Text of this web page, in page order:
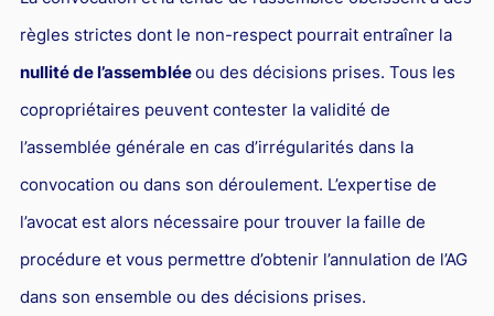
Restructuration d'entreprise
Droit et Fiscalité du marché de l'Art
Transmission d'entreprise et avocat
Gestion des crises
Procédures et tribunaux
règles strictes dont le non-respect pourrait entraîner la
nullité de l’assembléeou des décisions prises. Tous les
copropriétaires peuvent contester la validité de
l’assemblée générale en cas d’irrégularités dans la
convocation ou dans son déroulement. L’expertise de
l’avocat est alors nécessaire pour trouver la faille de
procédure et vous permettre d’obtenir l’annulation de l’AG
dans son ensemble ou des décisions prises.